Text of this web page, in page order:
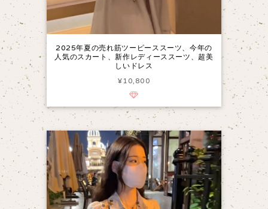
2025年夏の売れ筋ツーピーススーツ、今年の
人気のスカート、新作レディーススーツ、超美
しいドレス
¥10,800